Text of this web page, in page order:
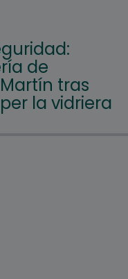
de
tras
la vidriera